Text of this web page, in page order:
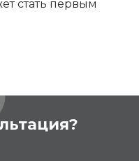
стать первым